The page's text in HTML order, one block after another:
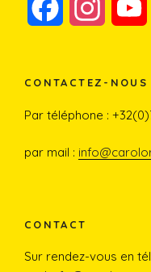
c
e
b
o
k
s
t
a
a
CONTACTEZ-NOUS
Par téléphone :
par mail :
CONTACT
Sur rendez-vous en